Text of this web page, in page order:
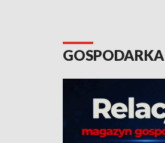
GOSPODARKA